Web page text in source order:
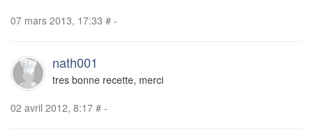
07 mars 2013, 17:33 # -
nath001
tres bonne recette, merci
02 avril 2012, 8:17 # -